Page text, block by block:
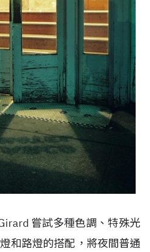
嘗試多種色調、特殊光
和路燈的搭配，將夜間普通